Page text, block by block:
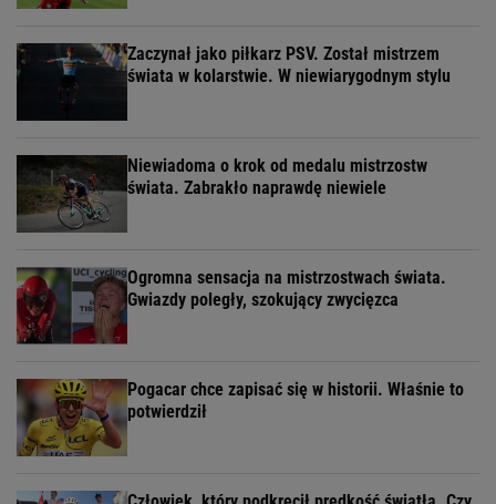
Zaczynał jako piłkarz PSV. Został mistrzem
świata w kolarstwie. W niewiarygodnym stylu
Niewiadoma o krok od medalu mistrzostw
świata. Zabrakło naprawdę niewiele
Ogromna sensacja na mistrzostwach świata.
Gwiazdy poległy, szokujący zwycięzca
Pogacar chce zapisać się w historii. Właśnie to
potwierdził